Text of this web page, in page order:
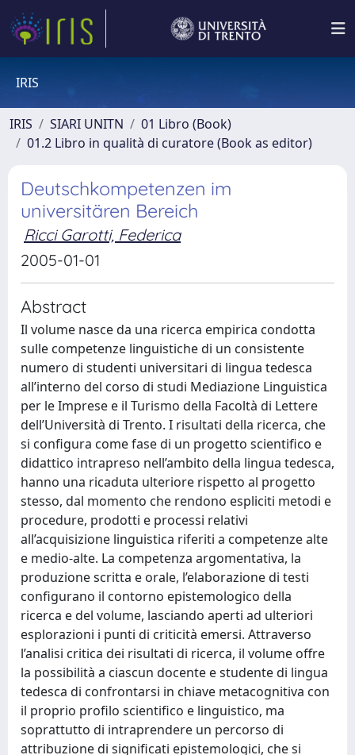
IRIS
IRIS SIARI UNITN
01 Libro (Book)
01.2 Libro in qualità di curatore (Book as editor)
Deutschkompetenzen im
universitären Bereich
Ricci Garotti, Federica
2005-01-01
Abstract
Il volume nasce da una ricerca empirica condotta
sulle competenze linguistiche di un consistente
numero di studenti universitari di lingua tedesca
all’interno del corso di studi Mediazione Linguistica
per le Imprese e il Turismo della Facoltà di Lettere
dell’Università di Trento. I risultati della ricerca, che
si configura come fase di un progetto scientifico e
didattico intrapreso nell’ambito della lingua tedesca,
hanno una ricaduta ulteriore rispetto al progetto
stesso, dal momento che rendono espliciti metodi e
procedure, prodotti e processi relativi
all’acquisizione linguistica riferiti a competenze alte
e medio-alte. La competenza argomentativa, la
produzione scritta e orale, l’elaborazione di testi
configurano il contorno epistemologico della
ricerca e del volume, lasciando aperti ad ulteriori
esplorazioni i punti di criticità emersi. Attraverso
l’analisi critica dei risultati di ricerca, il volume offre
la possibilità a ciascun docente e studente di lingua
tedesca di confrontarsi in chiave metacognitiva con
il proprio profilo scientifico e linguistico, ma
soprattutto di intraprendere un percorso di
attribuzione di significati epistemologici, che si